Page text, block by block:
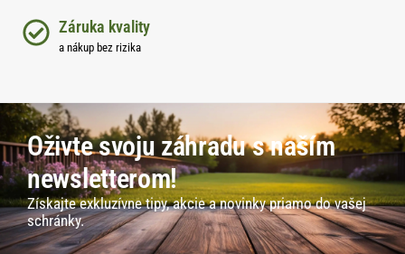
Záruka kvality
a nákup bez rizika
Oživte svoju záhradu s naším
newsletterom!
Získajte exkluzívne tipy, akcie a novinky priamo do vašej
schránky.